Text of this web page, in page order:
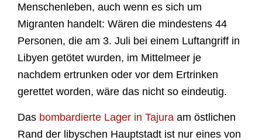
Menschenleben, auch wenn es sich um
Migranten handelt: Wären die mindestens 44
Personen, die am 3. Juli bei einem Luftangriff in
Libyen getötet wurden, im Mittelmeer je
nachdem ertrunken oder vor dem Ertrinken
gerettet worden, wäre das nicht so eindeutig.
Das bombardierte Lager in Tajura am östlichen
Rand der libyschen Hauptstadt ist nur eines von